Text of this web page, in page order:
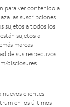
para ver contenido a
las suscripciones
sujetos a todos los
sujetos a
marcas
de sus respectivos
disclosures
nuevos clientes
en los últimos